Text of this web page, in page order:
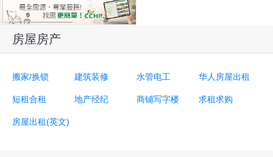
房屋房产
搬家/换锁 建筑装修 水管电工 华人房屋出租
短租合租 地产经纪 商铺写字楼 求租求购
房屋出租(英文)